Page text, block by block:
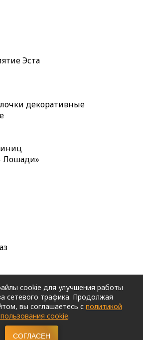
декоративные
Лошади»
ПРЕДПРИЯТИЕ ООО
конфиденциальности|
IQ-MAXIMA
cookie для улучшения работы
сетевого трафика. Продолжая
вы соглашаетесь с политикой
cookie.
СОГЛАСЕН